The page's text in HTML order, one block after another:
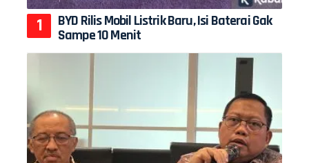
BYD Rilis Mobil Listrik Baru, Isi Baterai Gak
Sampe 10 Menit